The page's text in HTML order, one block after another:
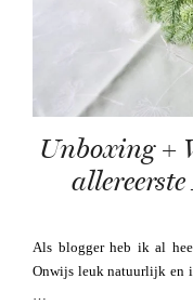
Unboxing +
Als blogger heb ik al
Onwijs leuk natuurlijk en
…